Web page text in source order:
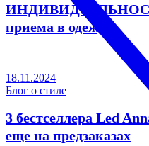
приема в одежде
18.11.2024
Блог о стиле
3 бестселлера Led
еще на предзаказах